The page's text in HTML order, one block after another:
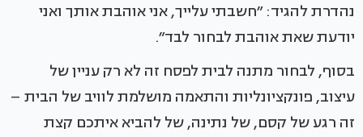
נהדרת להגיד: ״חשבתי עלייך, אני אוהבת אותך ואני
יודעת שאת אוהבת לבחור לבד״.
בסוף, לבחור מתנה לבית לפסח זה לא רק עניין של
עיצוב, פונקציונליות והתאמה מושלמת לוויב של הבית –
זה רגע של קסם, של נתינה, של להביא איתכם קצת